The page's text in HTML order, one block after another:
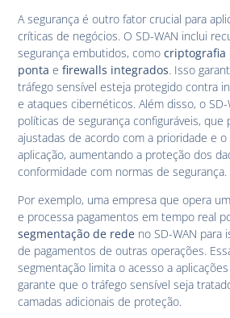
A segurança é outro fator crucial para
críticas de negócios. O SD-WAN inclui
segurança embutidos, comocriptografia
ponta efirewalls integrados. Isso
tráfego sensível esteja protegido contra
e ataques cibernéticos. Além disso, o
políticas de segurança configuráveis, que
ajustadas de acordo com a prioridade e
aplicação, aumentando a proteção dos
conformidade com normas de segurança.
Por exemplo, uma empresa que opera
e processa pagamentos em tempo real
segmentação de rede no SD-WAN para
de pagamentos de outras operações.
segmentação limita o acesso a
garante que o tráfego sensível seja
camadas adicionais de proteção.